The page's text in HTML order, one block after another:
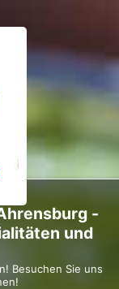
-
und
Besuchen Sie uns